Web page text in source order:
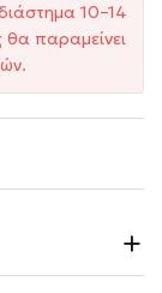
10–14
παραμείνει